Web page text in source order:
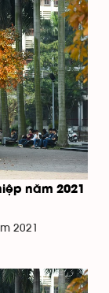
năm 2021
2021